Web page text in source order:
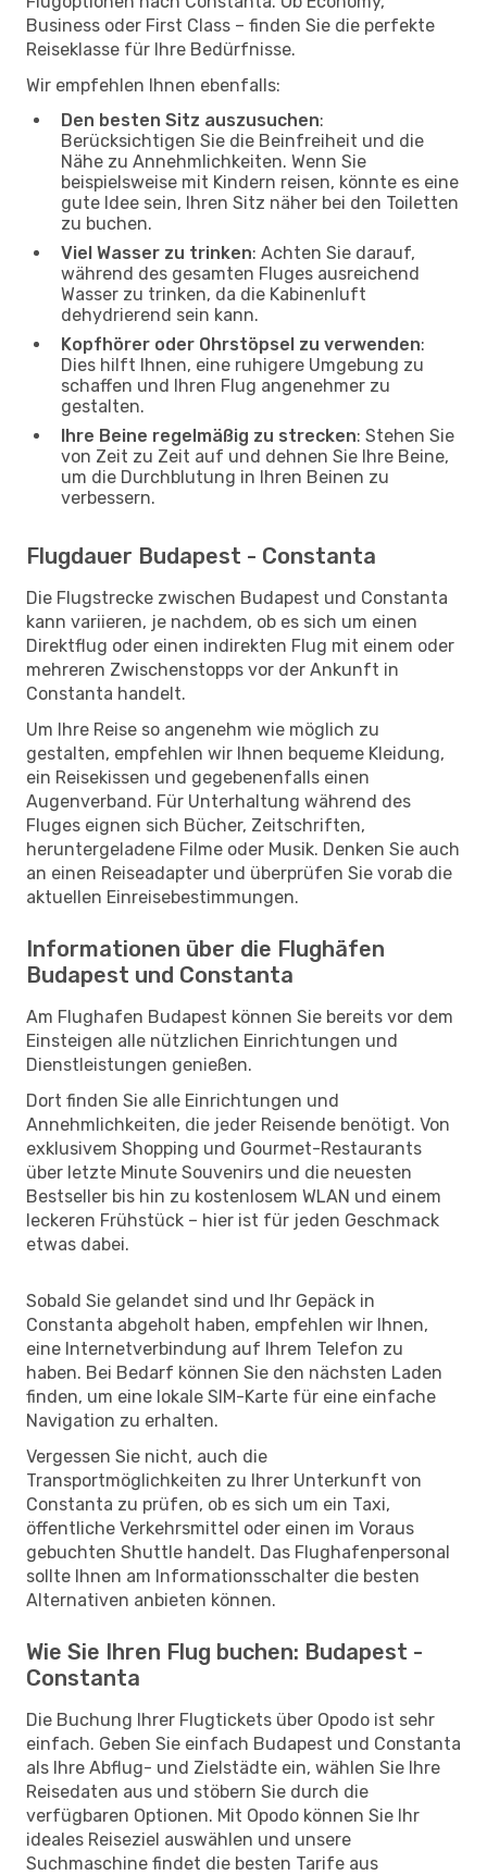
Business oder First Class – finden Sie die perfekte
Reiseklasse für Ihre Bedürfnisse.
Wir empfehlen Ihnen ebenfalls:
Den besten Sitz auszusuchen:
Berücksichtigen Sie die Beinfreiheit und die
Nähe zu Annehmlichkeiten. Wenn Sie
beispielsweise mit Kindern reisen, könnte es eine
gute Idee sein, Ihren Sitz näher bei den Toiletten
zu buchen.
Viel Wasser zu trinken: Achten Sie darauf,
während des gesamten Fluges ausreichend
Wasser zu trinken, da die Kabinenluft
dehydrierend sein kann.
Kopfhörer oder Ohrstöpsel zu verwenden:
Dies hilft Ihnen, eine ruhigere Umgebung zu
schaffen und Ihren Flug angenehmer zu
gestalten.
Ihre Beine regelmäßig zu strecken: Stehen Sie
von Zeit zu Zeit auf und dehnen Sie Ihre Beine,
um die Durchblutung in Ihren Beinen zu
verbessern.
Flugdauer Budapest - Constanta
Die Flugstrecke zwischen Budapest und Constanta
kann variieren, je nachdem, ob es sich um einen
Direktflug oder einen indirekten Flug mit einem oder
mehreren Zwischenstopps vor der Ankunft in
Constanta handelt.
Um Ihre Reise so angenehm wie möglich zu
gestalten, empfehlen wir Ihnen bequeme Kleidung,
ein Reisekissen und gegebenenfalls einen
Augenverband. Für Unterhaltung während des
Fluges eignen sich Bücher, Zeitschriften,
heruntergeladene Filme oder Musik. Denken Sie auch
an einen Reiseadapter und überprüfen Sie vorab die
aktuellen Einreisebestimmungen.
Informationen über die Flughäfen
Budapest und Constanta
Am Flughafen Budapest können Sie bereits vor dem
Einsteigen alle nützlichen Einrichtungen und
Dienstleistungen genießen.
Dort finden Sie alle Einrichtungen und
Annehmlichkeiten, die jeder Reisende benötigt. Von
exklusivem Shopping und Gourmet-Restaurants
über letzte Minute Souvenirs und die neuesten
Bestseller bis hin zu kostenlosem WLAN und einem
leckeren Frühstück – hier ist für jeden Geschmack
etwas dabei.
Sobald Sie gelandet sind und Ihr Gepäck in
Constanta abgeholt haben, empfehlen wir Ihnen,
eine Internetverbindung auf Ihrem Telefon zu
haben. Bei Bedarf können Sie den nächsten Laden
finden, um eine lokale SIM-Karte für eine einfache
Navigation zu erhalten.
Vergessen Sie nicht, auch die
Transportmöglichkeiten zu Ihrer Unterkunft von
Constanta zu prüfen, ob es sich um ein Taxi,
öffentliche Verkehrsmittel oder einen im Voraus
gebuchten Shuttle handelt. Das Flughafenpersonal
sollte Ihnen am Informationsschalter die besten
Alternativen anbieten können.
Wie Sie Ihren Flug buchen: Budapest -
Constanta
Die Buchung Ihrer Flugtickets über Opodo ist sehr
einfach. Geben Sie einfach Budapest und Constanta
als Ihre Abflug- und Zielstädte ein, wählen Sie Ihre
Reisedaten aus und stöbern Sie durch die
verfügbaren Optionen. Mit Opodo können Sie Ihr
ideales Reiseziel auswählen und unsere
Suchmaschine findet die besten Tarife aus